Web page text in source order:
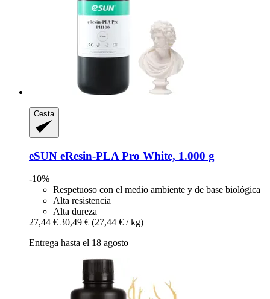
Cesta
eSUN eResin-​PLA Pro White, 1.000 g
-10%
Respetuoso con el medio ambiente y de base biológica
Alta resistencia
Alta dureza
27,44 € 30,49 € (27,44 € / kg)
Entrega hasta el 18 agosto